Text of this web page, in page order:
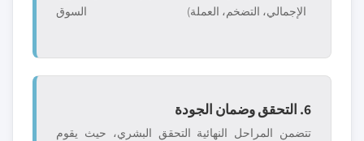
الإجمالي، التضخم، العملة)
السوق
6. التحقق وضمان الجودة
تتضمن المراحل النهائية التحقق البشري، حيث يقوم